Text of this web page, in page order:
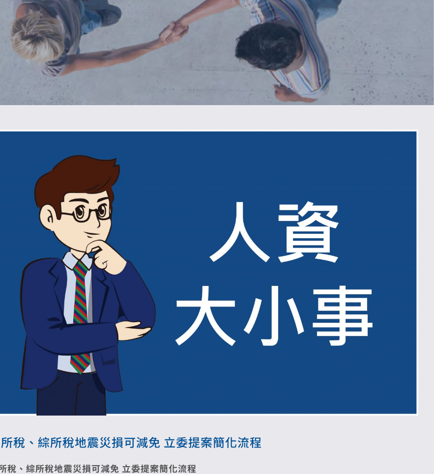
稅、綜所稅地震災損可減免 立委提案簡化流程
稅、綜所稅地震災損可減免 立委提案簡化流程